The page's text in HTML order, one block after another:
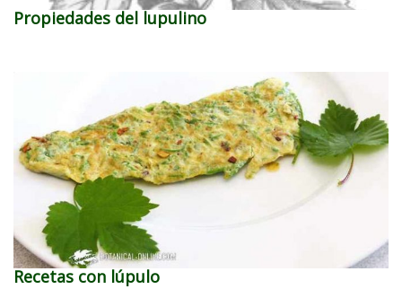
Propiedades del lupulino
Recetas con lúpulo